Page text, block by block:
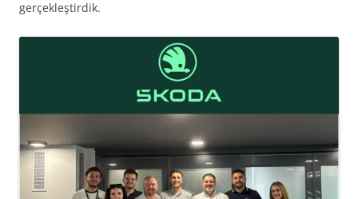
gerçekleştirdik.